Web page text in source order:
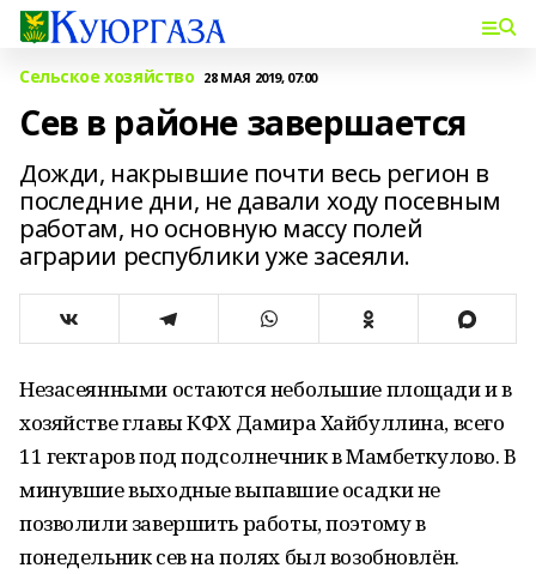
Сельское хозяйство 28 МАЯ 2019, 07:00
Сев в районе завершается
Дожди, накрывшие почти весь регион в
последние дни, не давали ходу посевным
работам, но основную массу полей
аграрии республики уже засеяли.
Незасеянными остаются небольшие площади и в
хозяйстве главы КФХ Дамира Хайбуллина, всего
11 гектаров под подсолнечник в Мамбеткулово. В
минувшие выходные выпавшие осадки не
позволили завершить работы, поэтому в
понедельник сев на полях был возобновлён.